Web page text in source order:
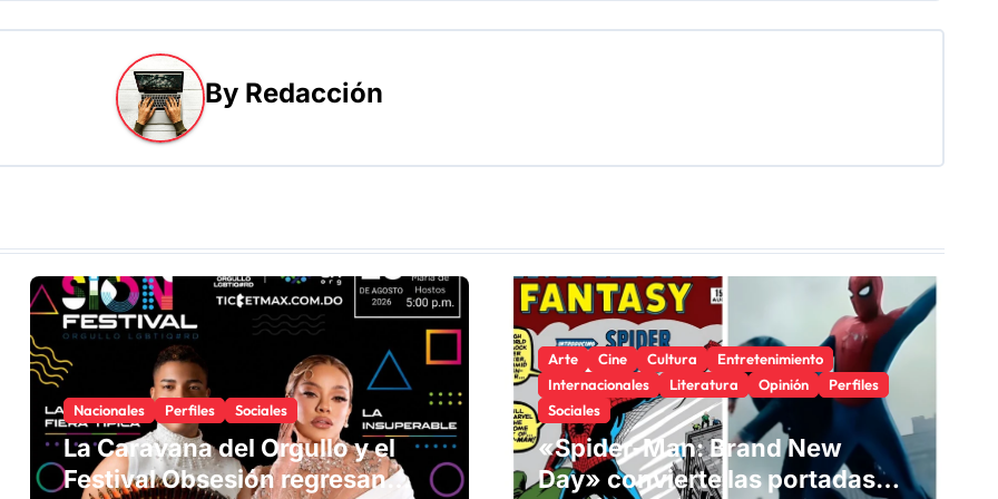
By Redacción
Nacionales Perfiles Sociales
La Caravana del Orgullo y el
Festival Obsesión regresan
Arte Cine Cultura
Entretenimiento
Internacionales
Literatura Opinión
Perfiles
Sociales
«Spider-Man: Brand New
Day» convierte las portadas